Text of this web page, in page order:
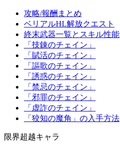
攻略/報酬まとめ
ベリアルHL解放クエスト
終末武器一覧とスキル性能
「技錬のチェイン」
「賦活のチェイン」
「謳歌のチェイン」
「誘惑のチェイン」
「禁忌のチェイン」
「邪罪のチェイン」
「虚詐のチェイン」
「狡知の魔角」の入手方法
限界超越キャラ